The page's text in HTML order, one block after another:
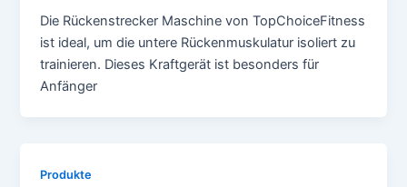
Die Rückenstrecker Maschine von TopChoiceFitness
ist ideal, um die untere Rückenmuskulatur isoliert zu
trainieren. Dieses Kraftgerät ist besonders für
Anfänger
Produkte